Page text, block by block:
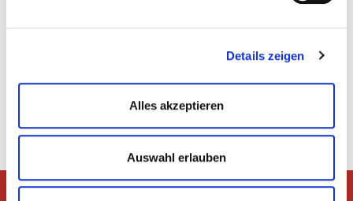
Details zeigen
Alles akzeptieren
Auswahl erlauben
Zurück